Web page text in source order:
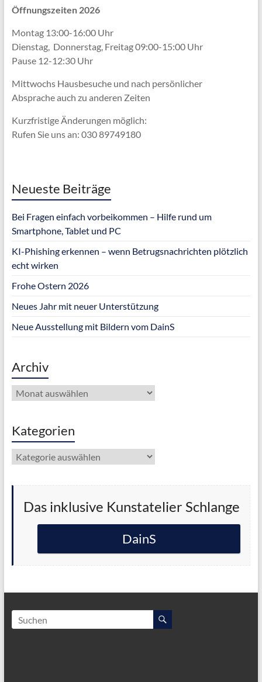
Öffnungszeiten 2026
Montag 13:00-16:00 Uhr
Dienstag, Donnerstag, Freitag 09:00-15:00 Uhr
Pause 12-12:30 Uhr
Mittwochs Hausbesuche und nach persönlicher
Abspracheauch zu anderen Zeiten
Kurzfristige Änderungen möglich:
Rufen Sie uns an: 030 89749180
Neueste Beiträge
Bei Fragen einfach vorbeikommen – Hilfe rund um
Smartphone, Tablet und PC
KI-Phishing erkennen – wenn Betrugsnachrichten plötzlich
echt wirken
Frohe Ostern 2026
Neues Jahr mit neuer Unterstützung
Neue Ausstellung mit Bildern vom DainS
Archiv
Archiv
Kategorien
Kategorien
Das inklusive Kunstatelier Schlange
DainS